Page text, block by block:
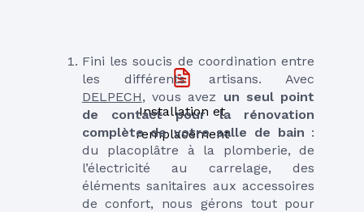
Fini les soucis de coordination entre
DELPECH, vous avez un seul point
de contact pour la rénovation
complète de votre salle de bain :
du placoplâtre à la plomberie, de
l’électricité au carrelage, des
éléments sanitaires aux accessoires
de confort, nous gérons tout pour
Installation et
remplacement